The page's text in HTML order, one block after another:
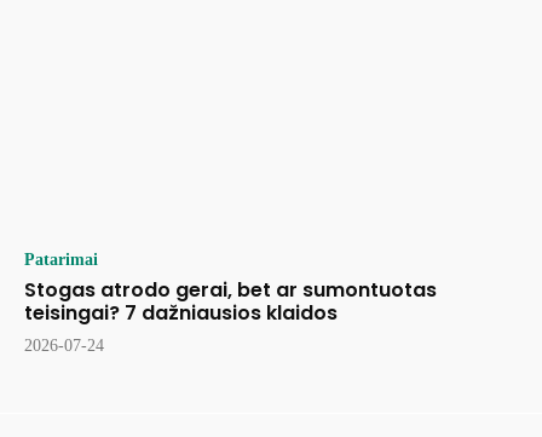
Patarimai
Stogas atrodo gerai, bet ar sumontuotas
teisingai? 7 dažniausios klaidos
2026-07-24